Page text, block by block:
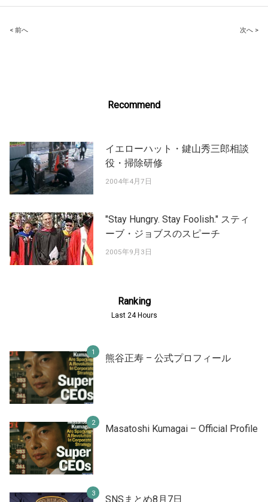
Post
< 前へ 次へ >
Recommend
イエローハット・鍵山秀三郎相談
役・掃除研修
2004年4月7日
"Stay Hungry. Stay Foolish." スティ
ーブ・ジョブスのスピーチ
2005年9月3日
Ranking
Last 24 Hours
熊谷正寿 – 公式プロフィール
Masatoshi Kumagai – Official Profile
SNSまとめ8月7日